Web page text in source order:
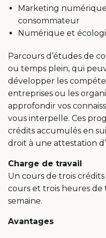
Marketing
consommateur
Numérique et
Parcours d’études de
ou temps plein, qui
développer les
entreprises ou les
approfondir vos
vous interpelle. Ces
crédits accumulés en
droit à une attestation
Charge de travail
Un cours de trois
cours et trois heures de
semaine.
Avantages